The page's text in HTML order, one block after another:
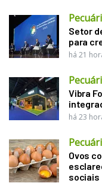
Setor
para
há 21
Vibra
há 23
Ovos
sociais